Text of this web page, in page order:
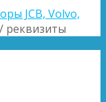
JCB, Volvo,
реквизиты